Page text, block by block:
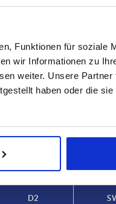
Funktionen für soziale
wir Informationen zu
weiter. Unsere
haben oder die
D2
D2